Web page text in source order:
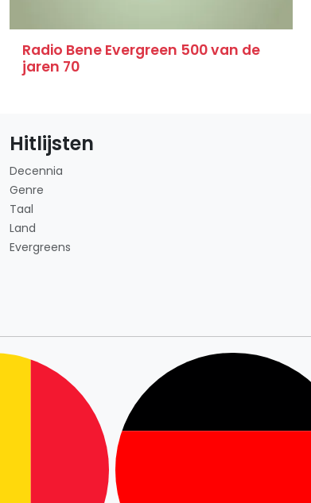
Radio Bene Evergreen 500 van de
jaren 70
Hitlijsten
Decennia
Genre
Taal
Land
Evergreens